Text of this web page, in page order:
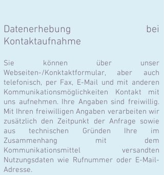
Datenerhebung bei
Kontaktaufnahme
Sie können über unser
Webseiten-/Konktaktformular, aber auch
telefonisch, per Fax, E-Mail und mit anderen
Kommunikationsmöglichkeiten Kontakt mit
uns aufnehmen. Ihre Angaben sind freiwillig.
Mit Ihren freiwilligen Angaben verarbeiten wir
zusätzlich den Zeitpunkt der Anfrage sowie
aus technischen Gründen Ihre im
Zusammenhang mit dem
Kommunikationsmittel versandten
Nutzungsdaten wie Rufnummer oder E-Mail-
Adresse.